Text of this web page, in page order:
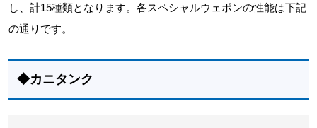
し、計15種類となります。各スペシャルウェポンの性能は下記
の通りです。
◆カニタンク